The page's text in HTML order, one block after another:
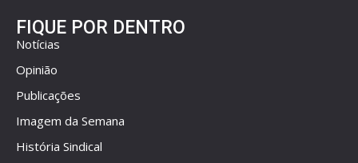
FIQUE POR DENTRO
Notícias
Opinião
Publicações
Imagem da Semana
História Sindical